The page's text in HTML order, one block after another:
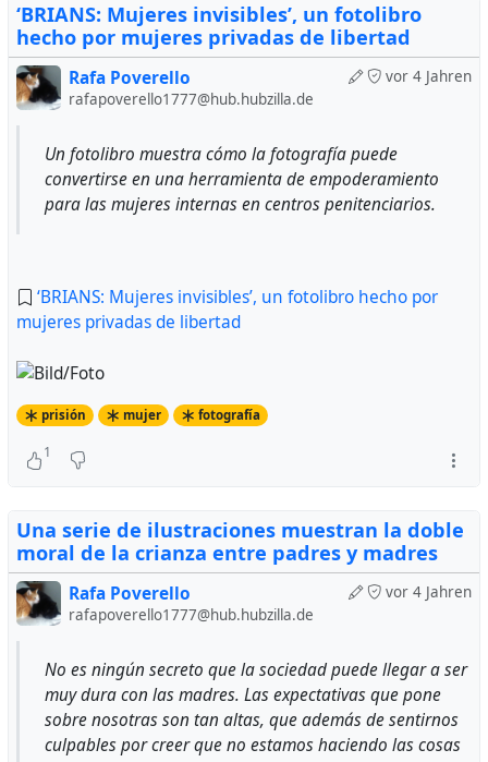
‘BRIANS: Mujeres invisibles’, un fotolibro
hecho por mujeres privadas de libertad
vor 4 Jahren
Rafa Poverello
rafapoverello1777@hub.hubzilla.de
Un fotolibro muestra cómo la fotografía puede
convertirse en una herramienta de empoderamiento
para las mujeres internas en centros penitenciarios.
‘BRIANS: Mujeres invisibles’, un fotolibro hecho por
mujeres privadas de libertad
prisión mujer fotografía
1
Una serie de ilustraciones muestran la doble
moral de la crianza entre padres y madres
vor 4 Jahren
Rafa Poverello
rafapoverello1777@hub.hubzilla.de
No es ningún secreto que la sociedad puede llegar a ser
muy dura con las madres. Las expectativas que pone
sobre nosotras son tan altas, que además de sentirnos
culpables por creer que no estamos haciendo las cosas